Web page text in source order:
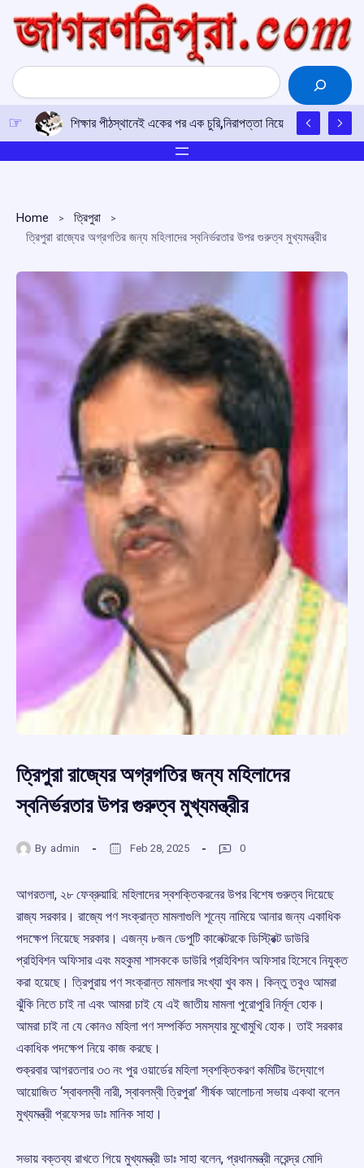
content
Search
শিক্ষার পীঠস্থানেই একের পর এক চুরি,নিরাপত্তা নিয়ে উদ্বিগ্ন শিক্ষক-
Home
ত্রিপুরা
ত্রিপুরা রাজ্যের অগ্রগতির জন্য মহিলাদের স্বনির্ভরতার উপর গুরুত্ব মুখ্যমন্ত্রীর
ত্রিপুরা রাজ্যের অগ্রগতির জন্য মহিলাদের
স্বনির্ভরতার উপর গুরুত্ব মুখ্যমন্ত্রীর
By admin Feb 28, 2025 0
আগরতলা, ২৮ ফেব্রুয়ারি: মহিলাদের স্বশক্তিকরনের উপর বিশেষ গুরুত্ব দিয়েছে
রাজ্য সরকার। রাজ্যে পণ সংক্রান্ত মামলাগুলি শূন্যে নামিয়ে আনার জন্য একাধিক
পদক্ষেপ নিয়েছে সরকার। এজন্য ৮জন ডেপুটি কালেক্টরকে ডিস্ট্রিক্ট ডাউরি
প্রহিবিশন অফিসার এবং মহকুমা শাসককে ডাউরি প্রহিবিশন অফিসার হিসেবে নিযুক্ত
করা হয়েছে। ত্রিপুরায় পণ সংক্রান্ত মামলার সংখ্যা খুব কম। কিন্তু তবুও আমরা
ঝুঁকি নিতে চাই না এবং আমরা চাই যে এই জাতীয় মামলা পুরোপুরি নির্মূল হোক।
আমরা চাই না যে কোনও মহিলা পণ সম্পর্কিত সমস্যার মুখোমুখি হোক। তাই সরকার
একাধিক পদক্ষেপ নিয়ে কাজ করছে।
শুক্রবার আগরতলার ৩৩ নং পুর ওয়ার্ডের মহিলা স্বশক্তিকরণ কমিটির উদ্যোগে
আয়োজিত ‘স্বাবলম্বী নারী, স্বাবলম্বী ত্রিপুরা’ শীর্ষক আলোচনা সভায় একথা বলেন
মুখ্যমন্ত্রী প্রফেসর ডাঃ মানিক সাহা।
সভায় বক্তব্য রাখতে গিয়ে মুখ্যমন্ত্রী ডাঃ সাহা বলেন, প্রধানমন্ত্রী নরেন্দ্র মোদি